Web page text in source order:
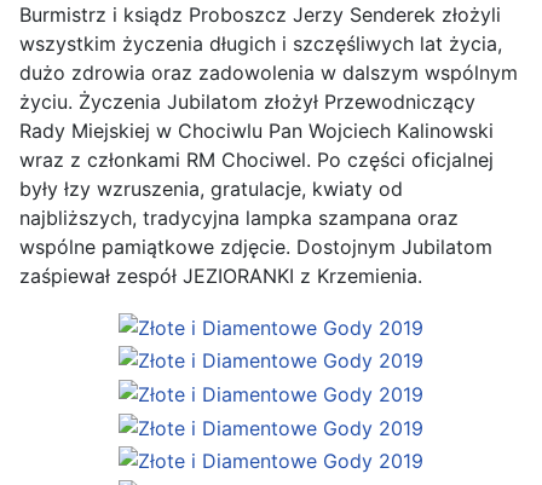
Burmistrz i ksiądz Proboszcz Jerzy Senderek złożyli
wszystkim życzenia długich i szczęśliwych lat życia,
dużo zdrowia oraz zadowolenia w dalszym wspólnym
życiu. Życzenia Jubilatom złożył Przewodniczący
Rady Miejskiej w Chociwlu Pan Wojciech Kalinowski
wraz z członkami RM Chociwel. Po części oficjalnej
były łzy wzruszenia, gratulacje, kwiaty od
najbliższych, tradycyjna lampka szampana oraz
wspólne pamiątkowe zdjęcie. Dostojnym Jubilatom
zaśpiewał zespół JEZIORANKI z Krzemienia.